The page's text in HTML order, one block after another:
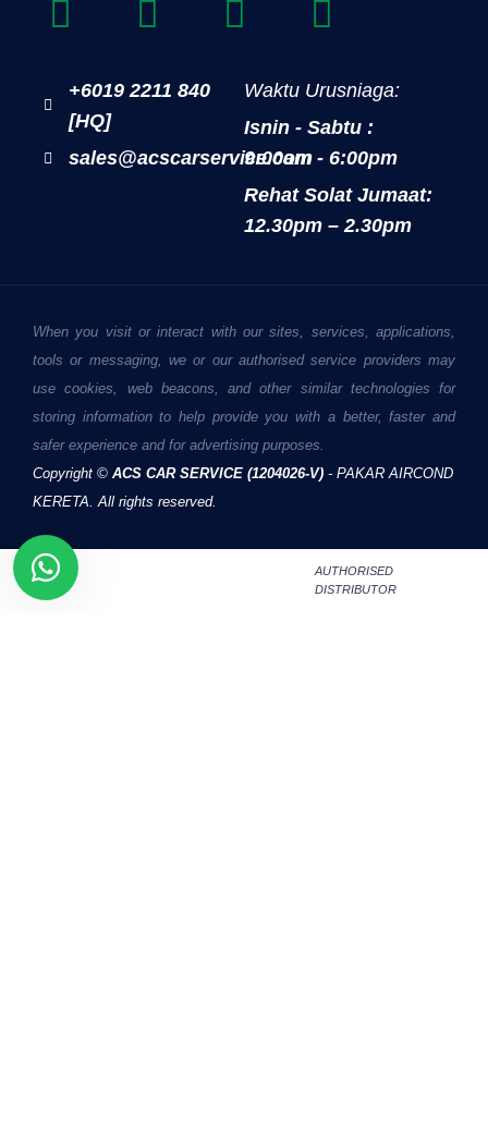
+6019 2211 840
[HQ]
sales@acscarservice.com
Waktu Urusniaga:
Isnin - Sabtu :
9:00am - 6:00pm
Rehat Solat Jumaat:
12.30pm – 2.30pm
When you visit or interact with our sites, services, applications,
tools or messaging, we or our authorised service providers may
use cookies, web beacons, and other similar technologies for
storing information to help provide you with a better, faster and
safer experience and for advertising purposes.
Copyright © ACS CAR SERVICE (1204026-V) - PAKAR AIRCOND
KERETA. All rights reserved.
AUTHORISED
DISTRIBUTOR